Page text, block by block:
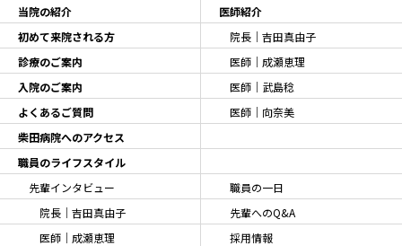
当院の紹介
初めて来院される方
診療のご案内
入院のご案内
よくあるご質問
柴田病院へのアクセス
医師紹介
院長｜吉田真由子
医師｜成瀬恵理
医師｜武島稔
医師｜向奈美
職員のライフスタイル
先輩インタビュー
院長｜吉田真由子
医師｜成瀬恵理
職員の一日
先輩へのQ&A
採用情報